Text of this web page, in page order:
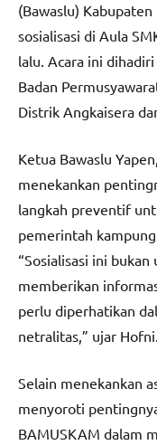
(Bawaslu)
sosialisasi di Aula
lalu. Acara ini
Badan
Distrik Angkaisera
Ketua Bawaslu
menekankan
langkah preventif
pemerintah
“Sosialisasi ini
memberikan
perlu diperhatikan
netralitas,” ujar Hofni.
Selain menekankan
menyoroti
BAMUSKAM dalam